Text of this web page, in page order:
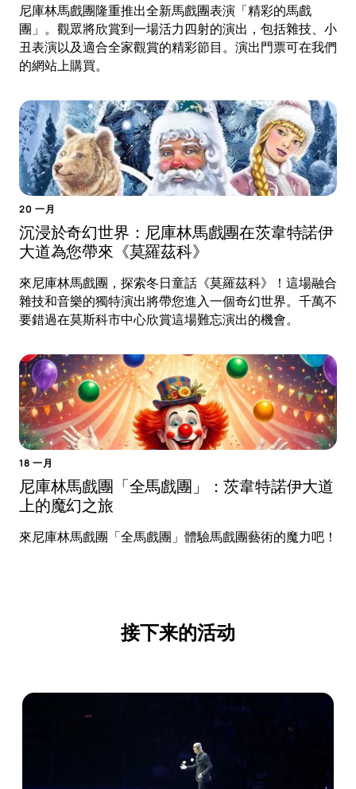
尼庫林馬戲團隆重推出全新馬戲團表演「精彩的馬戲
團」。觀眾將欣賞到一場活力四射的演出，包括雜技、小
丑表演以及適合全家觀賞的精彩節目。演出門票可在我們
的網站上購買。
20 一月
沉浸於奇幻世界：尼庫林馬戲團在茨韋特諾伊
大道為您帶來《莫羅茲科》
來尼庫林馬戲團，探索冬日童話《莫羅茲科》！這場融合
雜技和音樂的獨特演出將帶您進入一個奇幻世界。千萬不
要錯過在莫斯科市中心欣賞這場難忘演出的機會。
18 一月
尼庫林馬戲團「全馬戲團」：茨韋特諾伊大道
上的魔幻之旅
來尼庫林馬戲團「全馬戲團」體驗馬戲團藝術的魔力吧！
接下来的活动